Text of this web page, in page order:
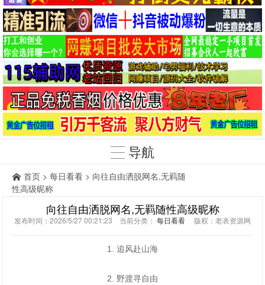
导航
首页 > 每日看看 > 向往自由洒脱网名,无羁随
性高级昵称
向往自由洒脱网名,无羁随性高级昵称
发布时间：2026/5/27 00:21:23 当前分类： 每日看看 版权：老表资源网
1. 追风赴山海
2. 野渡寻自由